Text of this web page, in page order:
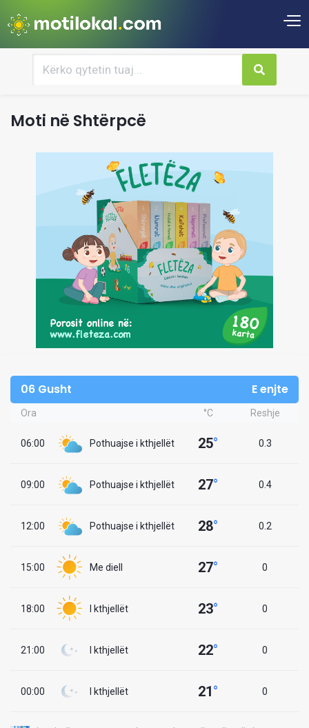
Moti në Shtërpcë
06 Gusht E enjte
Ora °C Reshje
06:00 Pothuajse i kthjellët 25° 0.3
09:00 Pothuajse i kthjellët 27° 0.4
12:00 Pothuajse i kthjellët 28° 0.2
15:00 Me diell 27° 0
18:00 I kthjellët 23° 0
21:00 I kthjellët 22° 0
00:00 I kthjellët 21° 0